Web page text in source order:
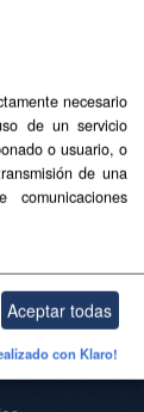
(2004-
los
necesario
de un servicio
o usuario, o
de una
Aceptar todas
con Klaro!